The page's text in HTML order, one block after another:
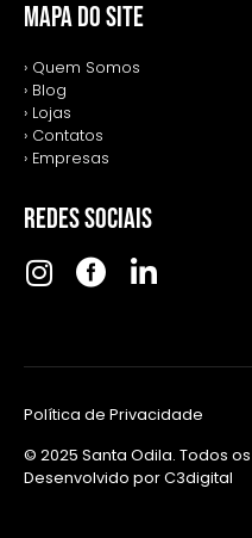
MAPA DO SITE
› Quem Somos
› Blog
› Lojas
› Contatos
› Empresas
REDES SOCIAIS
Política de Privacidade
© 2025 Santa Odila. Todos
Desenvolvido porC3digital